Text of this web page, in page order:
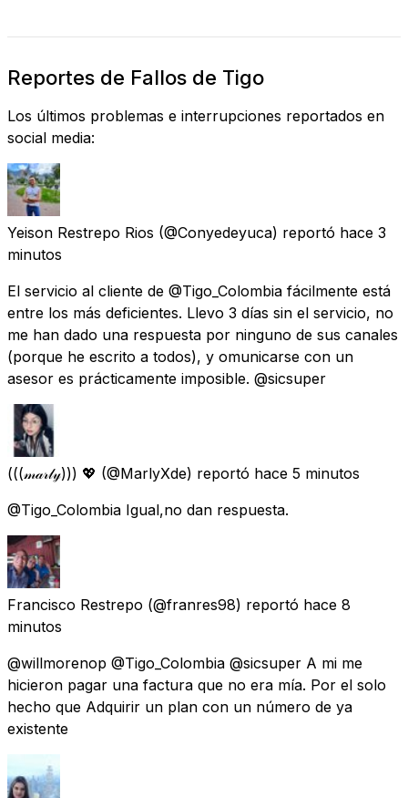
Reportes de Fallos de Tigo
Los últimos problemas e interrupciones reportados en
social media:
Yeison Restrepo Rios (@Conyedeyuca) reportó hace 3
minutos
El servicio al cliente de @Tigo_Colombia fácilmente está
entre los más deficientes. Llevo 3 días sin el servicio, no
me han dado una respuesta por ninguno de sus canales
(porque he escrito a todos), y omunicarse con un
asesor es prácticamente imposible. @sicsuper
(((𝓂𝒶𝓇𝓁𝓎))) 💖 (@MarlyXde) reportó hace 5 minutos
@Tigo_Colombia Igual,no dan respuesta.
Francisco Restrepo (@franres98) reportó hace 8
minutos
@willmorenop @Tigo_Colombia @sicsuper A mi me
hicieron pagar una factura que no era mía. Por el solo
hecho que Adquirir un plan con un número de ya
existente